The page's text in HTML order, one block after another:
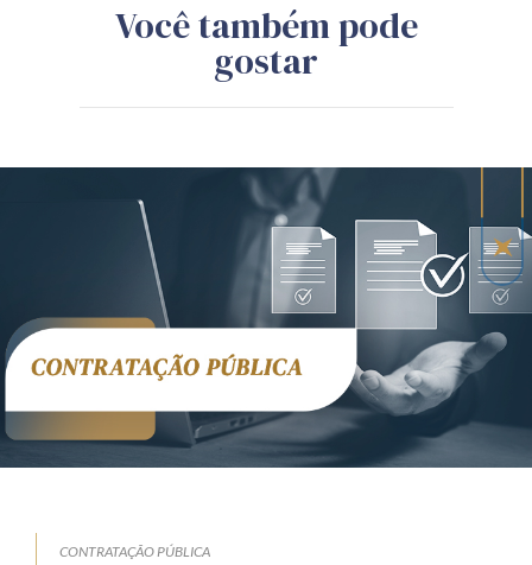
Você também pode
gostar
CONTRATAÇÃO PÚBLICA